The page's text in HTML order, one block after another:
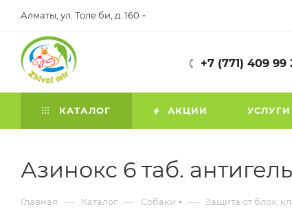
Алматы, ул. Толе би, д. 160
+7 (771) 409 99
КАТАЛОГ АКЦИИ УСЛУГИ
Азинокс 6 таб.
Главная — Каталог — Собаки — Защита от блох,